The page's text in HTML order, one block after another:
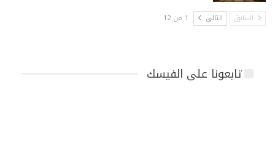
السابق التالي 1 من 12
تابعونا على الفيسك